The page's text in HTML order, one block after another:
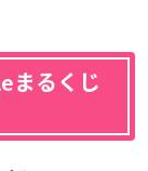
まるくじ